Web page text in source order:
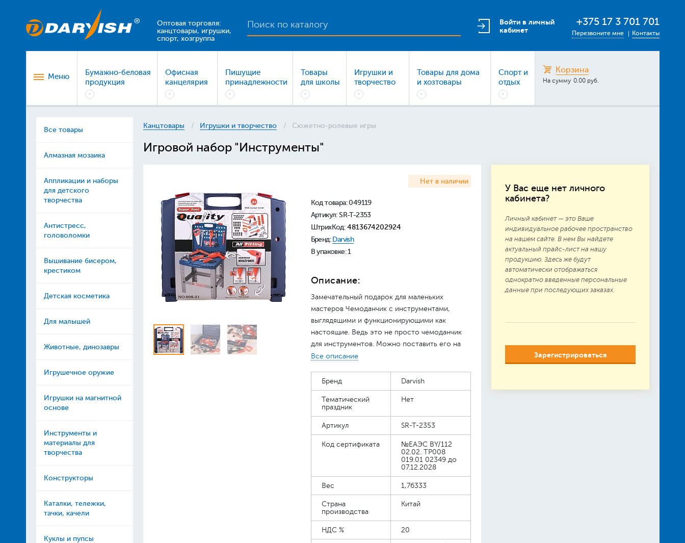
Оптовая торговля:
канцтовары, игрушки,
спорт, хозгруппа
Войти в личный
кабинет
+375 17 3 701 701
Перезвоните мне Контакты
Меню
Бумажно-беловая
продукция
Офисная
канцелярия
Пишущие
принадлежности
Товары
для школы
Игрушки и
творчество
Товары для дома
и хозтовары
Спорт и
отдых
Корзина
На сумму 0.00 руб.
Все товары
Алмазная мозаика
Аппликации и наборы
для детского
творчества
Антистресс,
головоломки
Вышивание бисером,
крестиком
Детская косметика
Для малышей
Животные, динозавры
Игрушечное оружие
Игрушки на магнитной
основе
Инструменты и
материалы для
творчества
Конструкторы
Каталки, тележки,
тачки, качели
Куклы и пупсы
Канцтовары Игрушки и творчество Сюжетно-ролевые игры
Игровой набор "Инструменты"
У Вас еще нет личного
кабинета?
Личный кабинет — это Ваше
индивидуальное рабочее пространство
на нашем сайте. В нем Вы найдете
актуальный прайс-лист на нашу
продукцию. Здесь же будут
автоматически отображаться
однократно введенные персональные
данные при последующих заказах.
Зарегистрироваться
Нет в наличии
Код товара:049119
Артикул: SR-T-2353
ШтрихКод: 4813674202924
Бренд: Darvish
В упаковке: 1
Описание:
Замечательный подарок для маленьких
мастеров Чемоданчик с инструментами,
выглядящими и функционирующими как
настоящие. Ведь это не просто чемоданчик
для инструментов. Можно поставить его на
прочные, устойчивые пластиковые ножки и
наборе имеется электрическая дрель, которая
может использоваться и как электродрель, и
как шуруповерт (работает от 2-х батареек
типа АА - в комплект не входят). Мальчишки
будут в восторге от такого подарка! Размер
Все описание
Бренд Darvish
Тематический
праздник
Нет
Артикул SR-T-2353
Код сертификата
№ЕАЭС BY/112
02.02. TP008
019.01 02349 до
07.12.2028
Вес 1,76333
Страна
производства
Китай
НДС % 20